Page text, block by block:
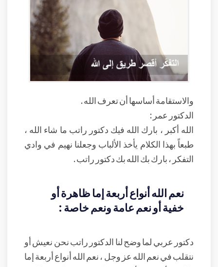
والاستقامة أساسها أن تعرف الله .
الدكتور عمر :
الله أكبر ، بارك الله فيك دكتور راتب ما شاء الله ،
طبعاً بهذا الكلام يأخذ الألباب وجعلنا نهيم في وادي
التفكر ، بارك بك الله بك دكتور راتب .
نعم الله أنواع أربعة إما ظاهرة أو
خفية أو نعم عامة ونعم خاصة :
دكتور عربي لما وضح لنا الدكتور راتب نحن نعيش أو
نتقلب في نعم الله عز وجل ، نعم الله أنواع أربعة إما